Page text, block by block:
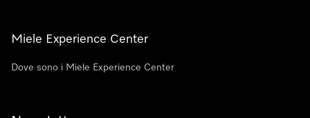
Miele Experience Center
Dove sono i Miele Experience Center